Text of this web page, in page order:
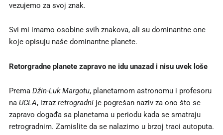
vezujemo za svoj znak.
Svi mi imamo osobine svih znakova, ali su dominantne one
koje opisuju naše dominantne planete.
Retorgradne planete zapravo ne idu unazad i nisu uvek loše
Prema Džin-Luk Margotu, planetarnom astronomu i profesoru
na UCLA, izraz retrogradni je pogrešan naziv za ono što se
zapravo događa sa planetama u periodu kada se smatraju
retrogradnim. Zamislite da se nalazimo u brzoj traci autoputa.